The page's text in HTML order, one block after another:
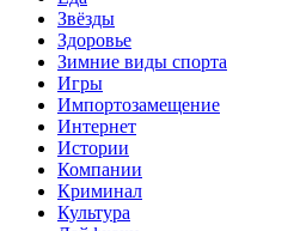
Звёзды
Здоровье
Зимние виды спорта
Игры
Импортозамещение
Интернет
Истории
Компании
Криминал
Культура